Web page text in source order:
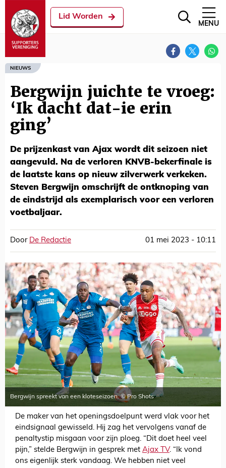
Lid Worden
MENU
NIEUWS
Bergwijn juichte te vroeg:
‘Ik dacht dat-ie erin
ging’
De prijzenkast van Ajax wordt dit seizoen niet
aangevuld. Na de verloren KNVB-bekerfinale is
de laatste kans op nieuw zilverwerk verkeken.
Steven Bergwijn omschrijft de ontknoping van
de eindstrijd als exemplarisch voor een verloren
voetbaljaar.
Door De Redactie 01 mei 2023 - 10:11
Bergwijn spreekt van een kloteseizoen. © Pro Shots
De maker van het openingsdoelpunt werd vlak voor het
eindsignaal gewisseld. Hij zag het vervolgens vanaf de
penaltystip misgaan voor zijn ploeg. “Dit doet heel veel
pijn,” stelde Bergwijn in gesprek met Ajax TV. “Ik vond
ons eigenlijk sterk vandaag. We hebben niet veel